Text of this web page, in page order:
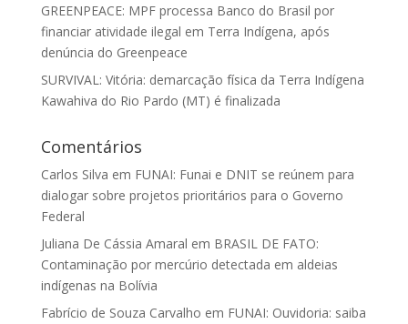
GREENPEACE: MPF processa Banco do Brasil por
financiar atividade ilegal em Terra Indígena, após
denúncia do Greenpeace
SURVIVAL: Vitória: demarcação física da Terra Indígena
Kawahiva do Rio Pardo (MT) é finalizada
Comentários
Carlos Silva em FUNAI: Funai e DNIT se reúnem para
dialogar sobre projetos prioritários para o Governo
Federal
Juliana De Cássia Amaral em BRASIL DE FATO:
Contaminação por mercúrio detectada em aldeias
indígenas na Bolívia
Fabrício de Souza Carvalho em FUNAI: Ouvidoria: saiba